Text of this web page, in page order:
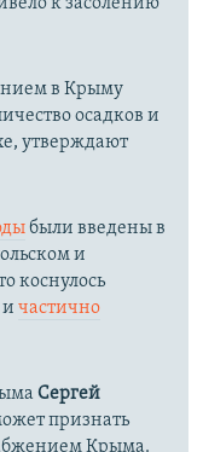
в Крыму
осадков и
утверждают
были введены в
и
коснулось
и частично
Сергей
признать
Крыма.